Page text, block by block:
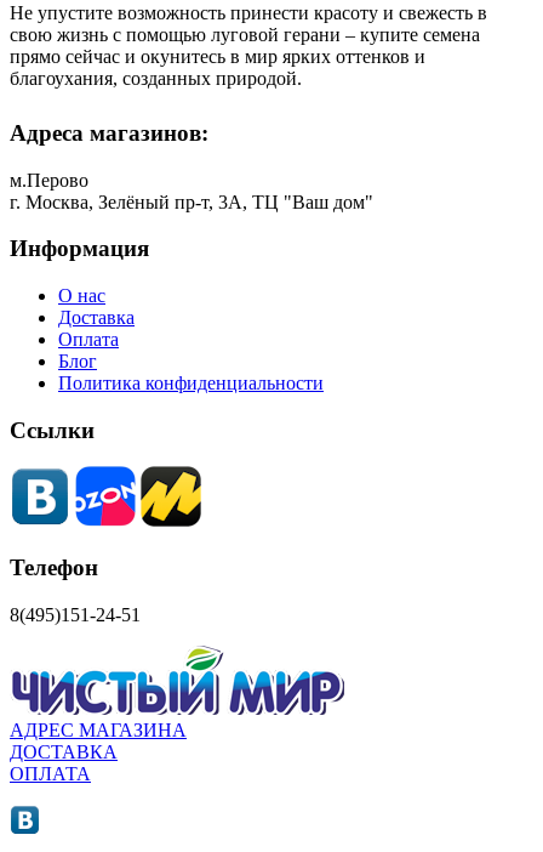
Не упустите возможность принести красоту и свежесть в
свою жизнь с помощью луговой герани – купите семена
прямо сейчас и окунитесь в мир ярких оттенков и
благоухания, созданных природой.
Адреса магазинов:
м.Перово
г. Москва, Зелёный пр-т, 3А, ТЦ "Ваш дом"
Информация
О нас
Доставка
Оплата
Блог
Политика конфиденциальности
Ссылки
Телефон
8(495)151-24-51
АДРЕС МАГАЗИНА
ДОСТАВКА
ОПЛАТА